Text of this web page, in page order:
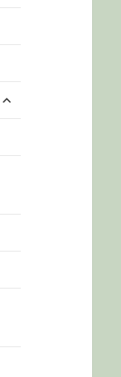
untermenü